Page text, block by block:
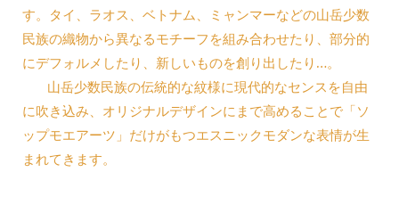
す。タイ、ラオス、ベトナム、ミャンマーなどの山岳少数
民族の織物から異なるモチーフを組み合わせたり、部分的
にデフォルメしたり、新しいものを創り出したり…。
山岳少数民族の伝統的な紋様に現代的なセンスを自由
に吹き込み、オリジナルデザインにまで高めることで「ソ
ップモエアーツ」だけがもつエスニックモダンな表情が生
まれてきます。